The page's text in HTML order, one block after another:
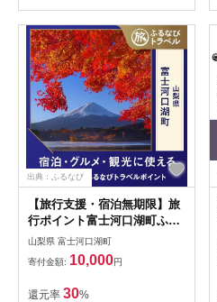
出典：ふるなび
【旅行支援・宿泊無期限】旅
行ポイント富士河口湖町ふる
なびトラベルポイント
山梨県 富士河口湖町
寄付金額: 10,000円
還元率 30%